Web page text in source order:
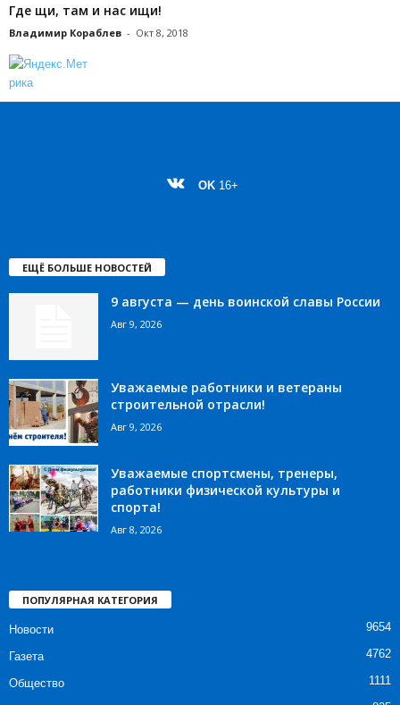
Где щи, там и нас ищи!
Владимир Кораблев - Окт 8, 2018
OK 16+
ЕЩЁ БОЛЬШЕ НОВОСТЕЙ
9 августа — день воинской славы России
Авг 9, 2026
Уважаемые работники и ветераны
строительной отрасли!
Авг 9, 2026
Уважаемые спортсмены, тренеры,
работники физической культуры и
спорта!
Авг 8, 2026
ПОПУЛЯРНАЯ КАТЕГОРИЯ
Новости 9654
Газета 4762
Общество 1111